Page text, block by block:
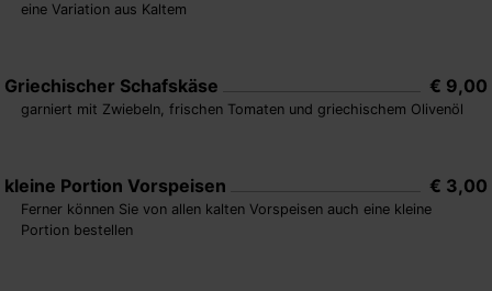
eine Variation aus Kaltem
Griechischer Schafskäse € 9,00
garniert mit Zwiebeln, frischen Tomaten und griechischem Olivenöl
kleine Portion Vorspeisen € 3,00
Ferner können Sie von allen kalten Vorspeisen auch eine kleine
Portion bestellen